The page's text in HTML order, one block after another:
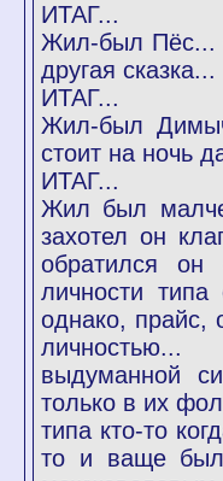
ИТАГ...
Жил-был Пёс...
другая сказка...
ИТАГ...
Жил-был
стоит на ночь
ИТАГ...
Жил был
захотел он
обратился
личности
однако, прайс,
выдуманной
только в их
типа кто-то
то и ваще